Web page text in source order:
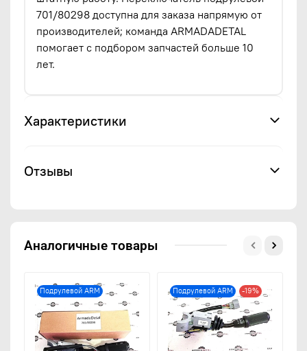
701/80298 доступна для заказа напрямую от
производителей; команда ARMADADETAL
помогает с подбором запчастей больше 10
лет.
Характеристики
Отзывы
Аналогичные товары
Подрулевой ARM Подрулевой ARM -19%